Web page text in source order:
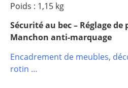
Poids : 1,15 kg
Sécurité au bec – Réglage
Manchon anti-marquage
Encadrement de meubles,
rotin …